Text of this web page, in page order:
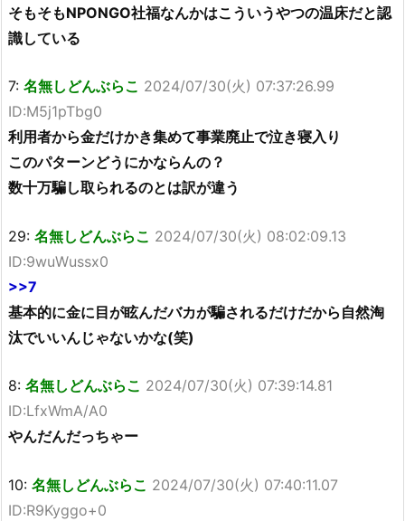
そもそもNPONGO社福なんかはこういうやつの温床だと認
識している
7: 名無しどんぶらこ 2024/07/30(火) 07:37:26.99
ID:M5j1pTbg0
利用者から金だけかき集めて事業廃止で泣き寝入り
このパターンどうにかならんの？
数十万騙し取られるのとは訳が違う
29: 名無しどんぶらこ 2024/07/30(火) 08:02:09.13
ID:9wuWussx0
>>7
基本的に金に目が眩んだバカが騙されるだけだから自然淘
汰でいいんじゃないかな(笑)
8: 名無しどんぶらこ 2024/07/30(火) 07:39:14.81
ID:LfxWmA/A0
やんだんだっちゃー
10: 名無しどんぶらこ 2024/07/30(火) 07:40:11.07
ID:R9Kyggo+0